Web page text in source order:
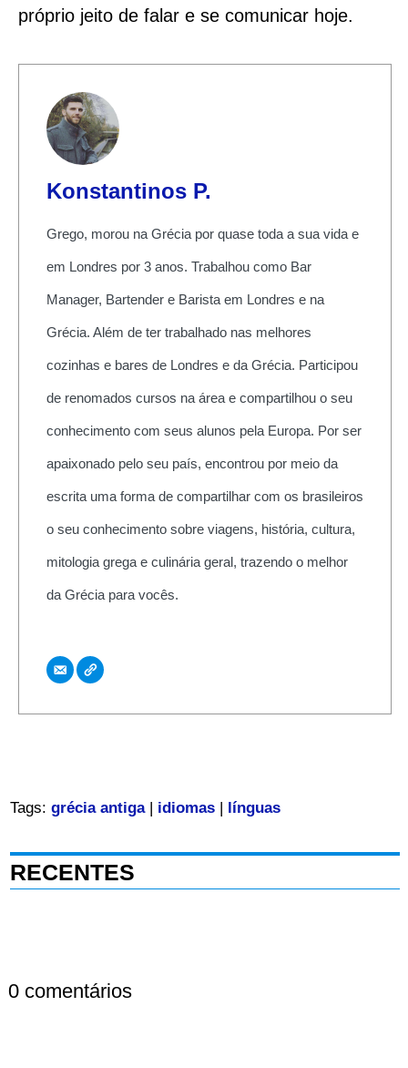
próprio jeito de falar e se comunicar hoje.
Konstantinos P.
Grego, morou na Grécia por quase toda a sua vida e
em Londres por 3 anos. Trabalhou como Bar
Manager, Bartender e Barista em Londres e na
Grécia. Além de ter trabalhado nas melhores
cozinhas e bares de Londres e da Grécia. Participou
de renomados cursos na área e compartilhou o seu
conhecimento com seus alunos pela Europa. Por ser
apaixonado pelo seu país, encontrou por meio da
escrita uma forma de compartilhar com os brasileiros
o seu conhecimento sobre viagens, história, cultura,
mitologia grega e culinária geral, trazendo o melhor
da Grécia para vocês.
Tags: grécia antiga| idiomas| línguas
RECENTES
0 comentários